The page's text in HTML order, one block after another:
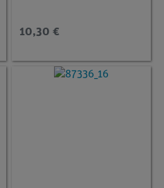
10,30 €